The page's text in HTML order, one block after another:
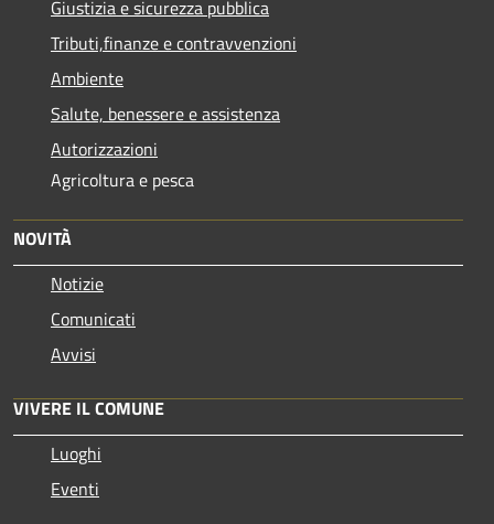
Giustizia e sicurezza pubblica
Tributi,finanze e contravvenzioni
Ambiente
Salute, benessere e assistenza
Autorizzazioni
Agricoltura e pesca
NOVITÀ
Notizie
Comunicati
Avvisi
VIVERE IL COMUNE
Luoghi
Eventi